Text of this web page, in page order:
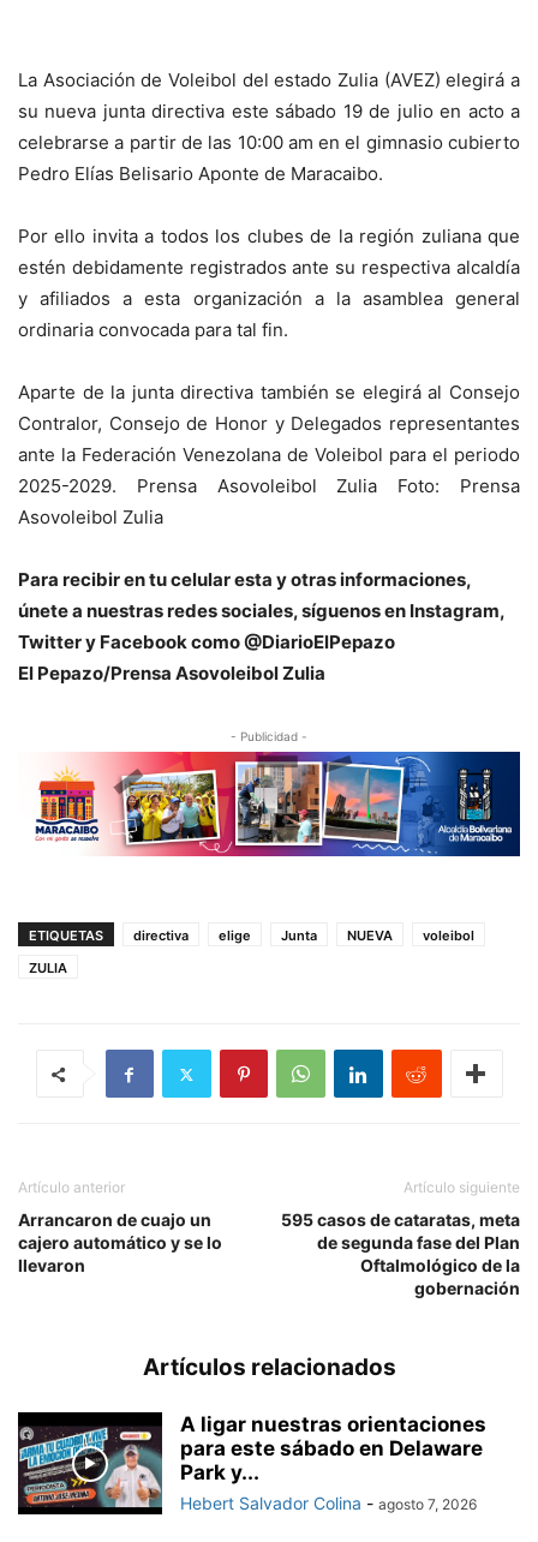
La Asociación de Voleibol del estado Zulia (AVEZ) elegirá a
su nueva junta directiva este sábado 19 de julio en acto a
celebrarse a partir de las 10:00 am en el gimnasio cubierto
Pedro Elías Belisario Aponte de Maracaibo.
Por ello invita a todos los clubes de la región zuliana que
estén debidamente registrados ante su respectiva alcaldía
y afiliados a esta organización a la asamblea general
ordinaria convocada para tal fin.
Aparte de la junta directiva también se elegirá al Consejo
Contralor, Consejo de Honor y Delegados representantes
ante la Federación Venezolana de Voleibol para el periodo
2025-2029. Prensa Asovoleibol Zulia Foto: Prensa
Asovoleibol Zulia
Para recibir en tu celular esta y otras informaciones,
únete a nuestras redes sociales, síguenos en Instagram,
Twitter y Facebook como @DiarioElPepazo
El Pepazo/Prensa Asovoleibol Zulia
- Publicidad -
ETIQUETAS directiva elige Junta NUEVA
voleibol
ZULIA
Artículo anterior
Arrancaron de cuajo un
cajero automático y se lo
llevaron
Artículo siguiente
595 casos de cataratas, meta
de segunda fase del Plan
Oftalmológico de la
gobernación
Artículos relacionados
A ligar nuestras orientaciones
para este sábado en Delaware
Park y...
Hebert Salvador Colina - agosto 7, 2026